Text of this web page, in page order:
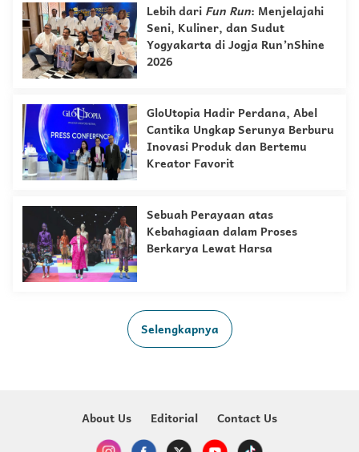
Lebih dari Fun Run: Menjelajahi
Seni, Kuliner, dan Sudut
Yogyakarta di Jogja Run’nShine
2026
GloUtopia Hadir Perdana, Abel
Cantika Ungkap Serunya Berburu
Inovasi Produk dan Bertemu
Kreator Favorit
Sebuah Perayaan atas
Kebahagiaan dalam Proses
Berkarya Lewat Harsa
Selengkapnya
About Us Editorial Contact Us